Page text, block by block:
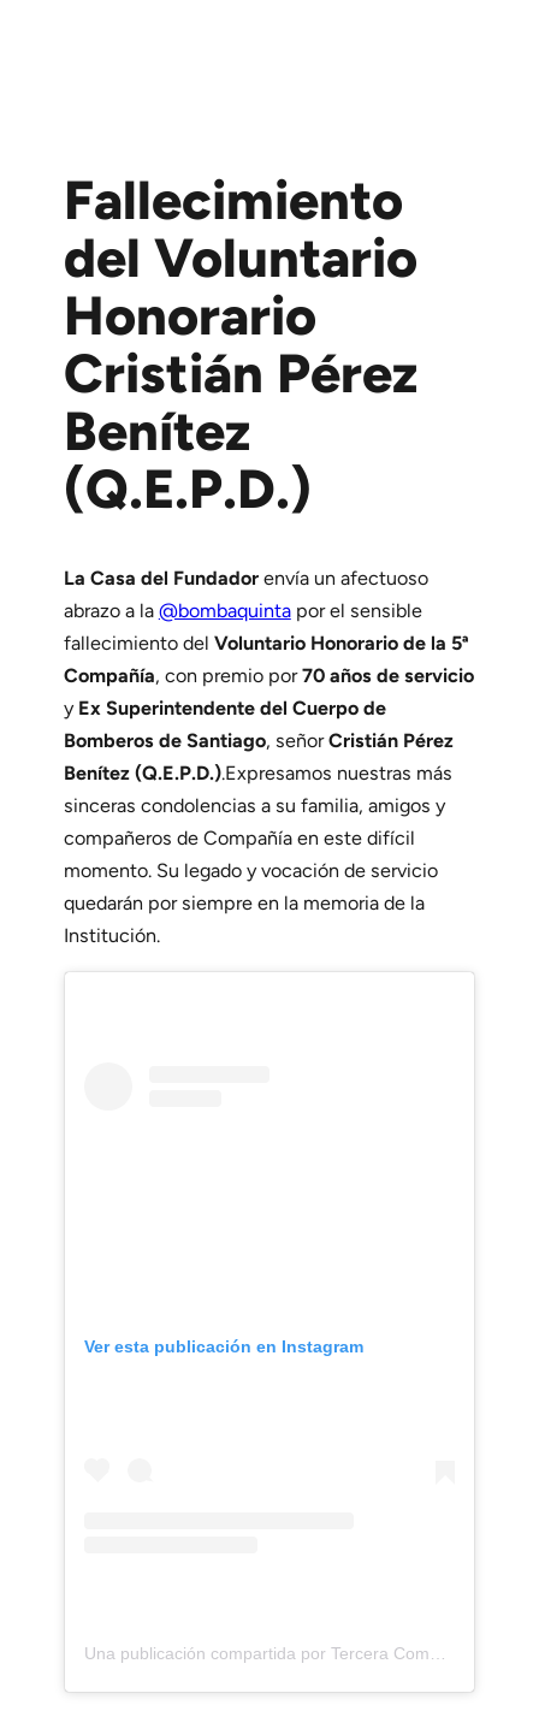
Fallecimiento
del Voluntario
Honorario
Cristián Pérez
Benítez
(Q.E.P.D.)
La Casa del Fundadorenvía un afectuoso
abrazo a la @bombaquintapor el sensible
fallecimiento del Voluntario Honorario de la 5ª
Compañía, con premio por70 años de servicio
y Ex Superintendente del Cuerpo de
Bomberos de Santiago, señorCristián Pérez
Benítez (Q.E.P.D.).Expresamos nuestras más
sinceras condolencias a su familia, amigos y
compañeros de Compañía en este difícil
momento. Su legado y vocación de servicio
quedarán por siempre en la memoria de la
Institución.
Ver esta publicación en Instagram